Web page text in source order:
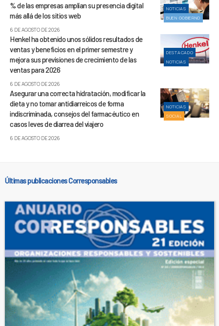
NOTICIAS
BUEN GOBIERNO
% de las empresas amplían su presencia digital
más allá de los sitios web
6 DE AGOSTO DE 2026
DESTACADO
NOTICIAS
Henkel ha obtenido unos sólidos resultados de
ventas y beneficios en el primer semestre y
mejora sus previsiones de crecimiento de las
ventas para 2026
6 DE AGOSTO DE 2026
NOTICIAS
SOCIAL
Asegurar una correcta hidratación, modificar la
dieta y no tomar antidiarreicos de forma
indiscriminada, consejos del farmacéutico en
casos leves de diarrea del viajero
6 DE AGOSTO DE 2026
Últimas publicaciones Corresponsables